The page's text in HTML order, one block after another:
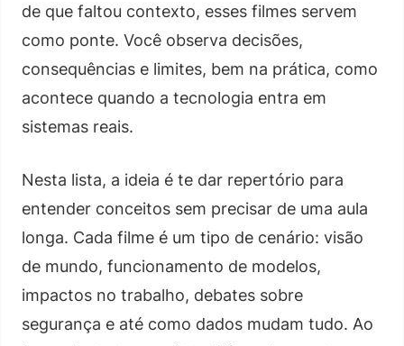
de que faltou contexto, esses filmes servem
como ponte. Você observa decisões,
consequências e limites, bem na prática, como
acontece quando a tecnologia entra em
sistemas reais.
Nesta lista, a ideia é te dar repertório para
entender conceitos sem precisar de uma aula
longa. Cada filme é um tipo de cenário: visão
de mundo, funcionamento de modelos,
impactos no trabalho, debates sobre
segurança e até como dados mudam tudo. Ao